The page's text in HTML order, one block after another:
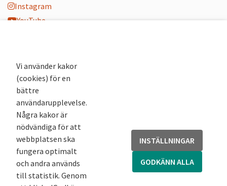
Instagram
YouTube
Nyhetsbrev
Andra webbplatser
Arkivsök
Fornsök
Fornreg
Bebyggelseregistret
Runor
Kringla
Vi använder kakor
(cookies) för en
bättre
användarupplevelse.
Några kakor är
nödvändiga för att
webbplatsen ska
fungera optimalt
och andra används
till statistik. Genom
INSTÄLLNINGAR
GODKÄNN ALLA